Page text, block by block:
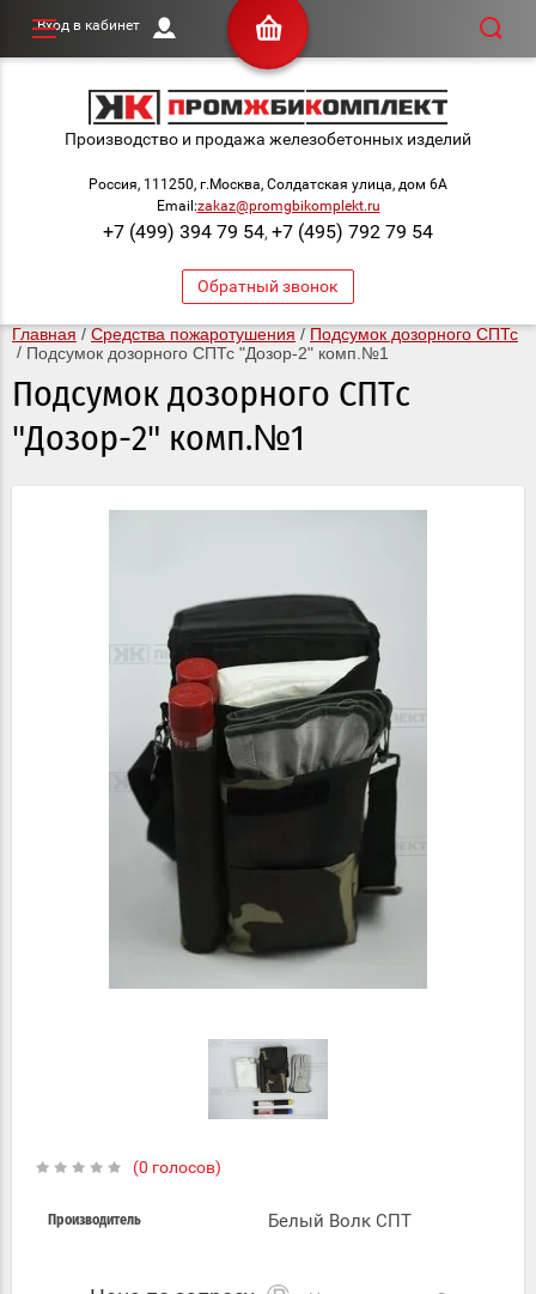
Вход в кабинет
Производство и продажа железобетонных изделий
Россия, 111250, г.Москва, Солдатская улица, дом 6А
Email:zakaz@promgbikomplekt.ru
+7 (499) 394 79 54, +7 (495) 792 79 54
Обратный звонок
Главная / Средства пожаротушения / Подсумок дозорного СПТс
/ Подсумок дозорного СПТс "Дозор-2" комп.№1
Подсумок дозорного СПТс
"Дозор-2" комп.№1
(0 голосов)
Производитель Белый Волк СПТ